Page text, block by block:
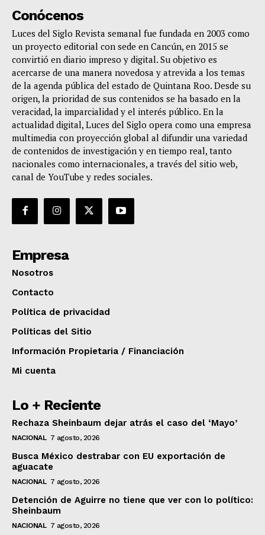
Conócenos
Luces del Siglo Revista semanal fue fundada en 2003 como
un proyecto editorial con sede en Cancún, en 2015 se
convirtió en diario impreso y digital. Su objetivo es
acercarse de una manera novedosa y atrevida a los temas
de la agenda pública del estado de Quintana Roo. Desde su
origen, la prioridad de sus contenidos se ha basado en la
veracidad, la imparcialidad y el interés público. En la
actualidad digital, Luces del Siglo opera como una empresa
multimedia con proyección global al difundir una variedad
de contenidos de investigación y en tiempo real, tanto
nacionales como internacionales, a través del sitio web,
canal de YouTube y redes sociales.
Empresa
Nosotros
Contacto
Política de privacidad
Políticas del Sitio
Información Propietaria / Financiación
Mi cuenta
Lo + Reciente
Rechaza Sheinbaum dejar atrás el caso del ‘Mayo’
NACIONAL 7 agosto, 2026
Busca México destrabar con EU exportación de
aguacate
NACIONAL 7 agosto, 2026
Detención de Aguirre no tiene que ver con lo político:
Sheinbaum
NACIONAL 7 agosto, 2026